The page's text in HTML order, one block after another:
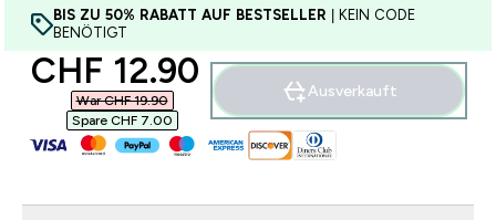
BIS ZU 50% RABATT AUF BESTSELLER | KEIN CODE
BENÖTIGT
discounted price
CHF 12.90‎
War CHF 19.90‎
Spare CHF 7.00‎
Ausverkauft